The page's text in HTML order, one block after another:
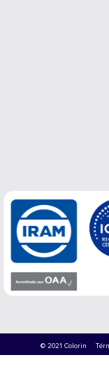
© 2021 Colorin